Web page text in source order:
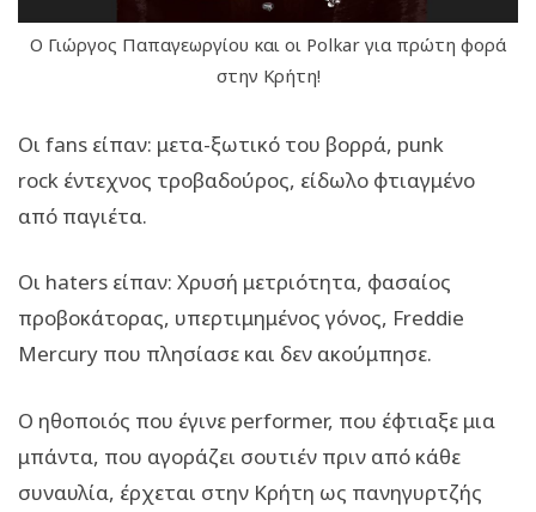
Ο Γιώργος Παπαγεωργίου και οι Polkar για πρώτη φορά
στην Κρήτη!
Οι fans είπαν: μετα-ξωτικό του βορρά, punk
rock έντεχνος τροβαδούρος, είδωλο φτιαγμένο
από παγιέτα.
Οι haters είπαν: Χρυσή μετριότητα, φασαίος
προβοκάτορας, υπερτιμημένος γόνος, Freddie
Mercury που πλησίασε και δεν ακούμπησε.
Ο ηθοποιός που έγινε performer, που έφτιαξε μια
μπάντα, που αγοράζει σουτιέν πριν από κάθε
συναυλία, έρχεται στην Κρήτη ως πανηγυρτζής